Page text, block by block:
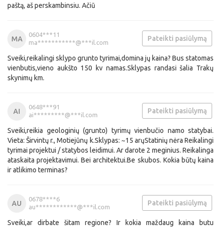
paštą, aš perskambinsiu. Ačiū
MA
0604***11
ma***********@***il.com
Pateikti pasiūlymą
Sveiki,reikalingi sklypo grunto tyrimai,domina jų kaina? Bus statomas
vienbutis,vieno aukšto 150 kv namas.Sklypas randasi šalia Trakų
skynimų km.
AI
0648***91
ai*********@***il.com
Pateikti pasiūlymą
Sveiki,reikia geologinių (grunto) tyrimų vienbučio namo statybai.
Vieta: Širvintų r., Motiejūnų k.Sklypas: ~15 arųStatinių nėra Reikalingi
tyrimai projektui / statybos leidimui. Ar darote 2 meginius. Reikalinga
ataskaita projektavimui. Bei architektui.Be skubos. Kokia būtų kaina
ir atlikimo terminas?
AU
0678****6
au************@***il.com
Pateikti pasiūlymą
Sveiki,ar dirbate šitam regione? Ir kokia maždaug kaina butu